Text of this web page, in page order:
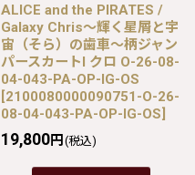
ALICE and the PIRATES /
Galaxy Chris〜輝く星屑と宇
宙（そら）の歯車〜柄ジャン
パースカートI クロ O-26-08-
04-043-PA-OP-IG-OS
[2100080000090751-O-26-
08-04-043-PA-OP-IG-OS]
19,800円 (税込)